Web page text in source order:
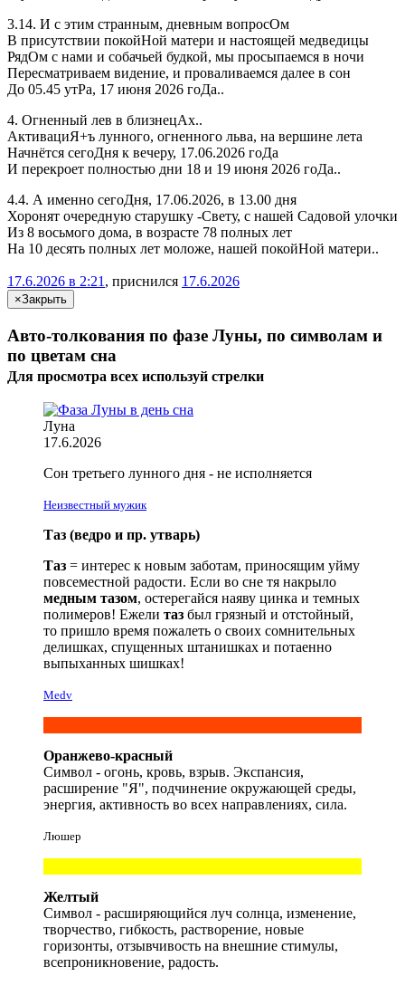
3.14. И с этим странным, дневным вопросОм
В присутствии покойНой матери и настоящей медведицы
РядОм с нами и собачьей будкой, мы просыпаемся в ночи
Пересматриваем видение, и проваливаемся далее в сон
До 05.45 утРа, 17 июня 2026 гоДа..
4. Огненный лев в близнецАх..
АктивациЯ+ъ лунного, огненного льва, на вершине лета
Начнётся сегоДня к вечеру, 17.06.2026 гоДа
И перекроет полностью дни 18 и 19 июня 2026 гоДа..
4.4. А именно сегоДня, 17.06.2026, в 13.00 дня
Хоронят очередную старушку -Свету, с нашей Садовой улочки
Из 8 восьмого дома, в возрасте 78 полных лет
На 10 десять полных лет моложе, нашей покойНой матери..
17.6.2026 в 2:21 , приснился 17.6.2026
×Закрыть
Авто-толкования по фазе Луны, по символам и
по цветам сна
Для просмотра всех используй стрелки
Луна
17.6.2026
Сон третьего лунного дня - не исполняется
Неизвестный мужик
Таз (ведро и пр. утварь)
Таз = интерес к новым заботам, приносящим уйму
повсеместной радости. Если во сне тя накрыло
медным тазом, остерегайся наяву цинка и темных
полимеров! Ежели таз был грязный и отстойный,
то пришло время пожалеть о своих сомнительных
делишках, спущенных штанишках и потаенно
выпыханных шишках!
Medv
Оранжево-красный
Символ - огонь, кровь, взрыв. Экспансия,
расширение "Я", подчинение окружающей среды,
энергия, активность во всех направлениях, сила.
Люшер
Желтый
Символ - расширяющийся луч солнца, изменение,
творчество, гибкость, растворение, новые
горизонты, отзывчивость на внешние стимулы,
всепроникновение, радость.